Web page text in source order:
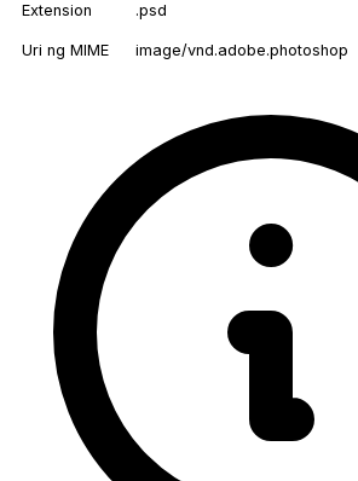
Extension .psd
Uri ng MIME image/vnd.adobe.photoshop